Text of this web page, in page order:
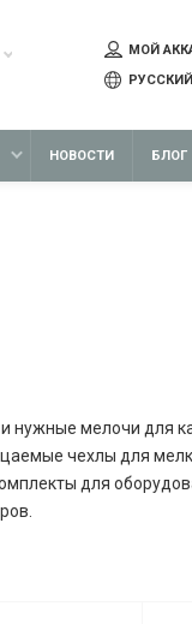
МОЙ
РУССКИЙ
НОВОСТИ БЛОГ
нужные мелочи для
чехлы для
для